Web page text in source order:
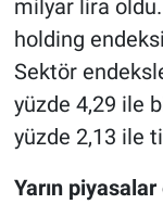
milyar lira oldu.
holding
Sektör
yüzde 4,29 ile
yüzde 2,13 ile
Yarın